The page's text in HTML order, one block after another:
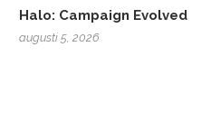
Halo: Campaign Evolved
augusti 5, 2026